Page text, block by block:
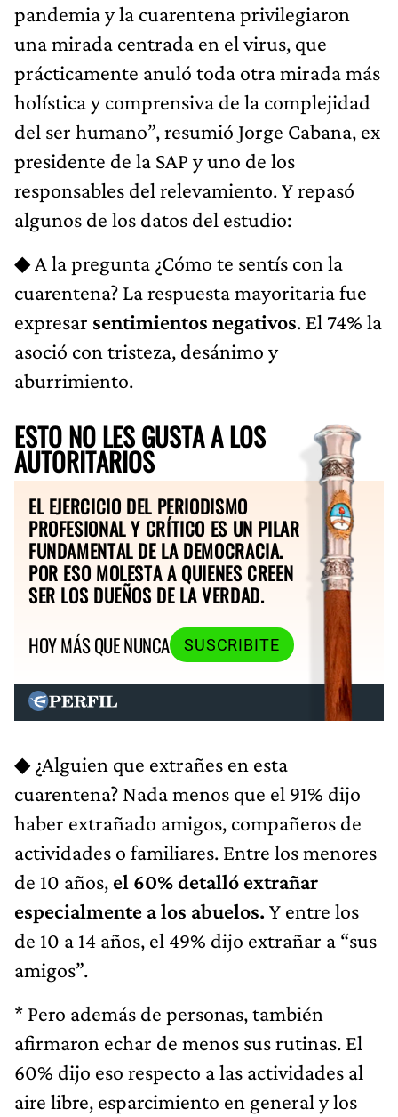
pandemia y la cuarentena privilegiaron
una mirada centrada en el virus, que
prácticamente anuló toda otra mirada más
holística y comprensiva de la complejidad
del ser humano”, resumió Jorge Cabana, ex
presidente de la SAP y uno de los
responsables del relevamiento. Y repasó
algunos de los datos del estudio:
◆ A la pregunta ¿Cómo te sentís con la
cuarentena? La respuesta mayoritaria fue
expresar sentimientos negativos. El 74% la
asoció con tristeza, desánimo y
aburrimiento.
ESTO NO LES GUSTA A LOS
AUTORITARIOS
EL EJERCICIO DEL PERIODISMO
PROFESIONAL Y CRÍTICO ES UN PILAR
FUNDAMENTAL DE LA DEMOCRACIA.
POR ESO MOLESTA A QUIENES CREEN
SER LOS DUEÑOS DE LA VERDAD.
HOY MÁS QUE NUNCA
SUSCRIBITE
◆ ¿Alguien que extrañes en esta
cuarentena? Nada menos que el 91% dijo
haber extrañado amigos, compañeros de
actividades o familiares. Entre los menores
de 10 años, el 60% detalló extrañar
especialmente a los abuelos. Y entre los
de 10 a 14 años, el 49% dijo extrañar a “sus
amigos”.
* Pero además de personas, también
afirmaron echar de menos sus rutinas. El
60% dijo eso respecto a las actividades al
aire libre, esparcimiento en general y los